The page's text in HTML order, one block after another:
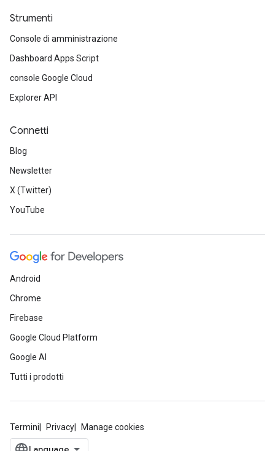
Strumenti
Console di amministrazione
Dashboard Apps Script
console Google Cloud
Explorer API
Connetti
Blog
Newsletter
X (Twitter)
YouTube
Android
Chrome
Firebase
Google Cloud Platform
Google AI
Tutti i prodotti
Termini Privacy Manage cookies